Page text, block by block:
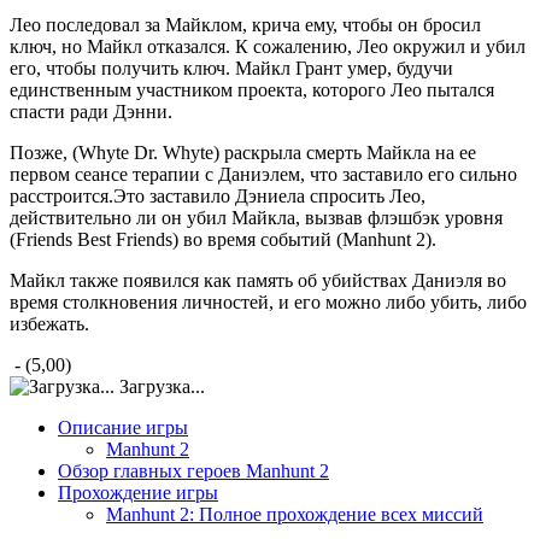
Лео последовал за Майклом, крича ему, чтобы он бросил
ключ, но Майкл отказался. К сожалению, Лео окружил и убил
его, чтобы получить ключ. Майкл Грант умер, будучи
единственным участником проекта, которого Лео пытался
спасти ради Дэнни.
Позже, (Whyte Dr. Whyte) раскрыла смерть Майкла на ее
первом сеансе терапии с Даниэлем, что заставило его сильно
расстроится.Это заставило Дэниела спросить Лео,
действительно ли он убил Майкла, вызвав флэшбэк уровня
(Friends Best Friends) во время событий (Manhunt 2).
Майкл также появился как память об убийствах Даниэля во
время столкновения личностей, и его можно либо убить, либо
избежать.
- (5,00)
Загрузка...
Описание игры
Manhunt 2
Обзор главных героев Manhunt 2
Прохождение игры
Manhunt 2: Полное прохождение всех миссий